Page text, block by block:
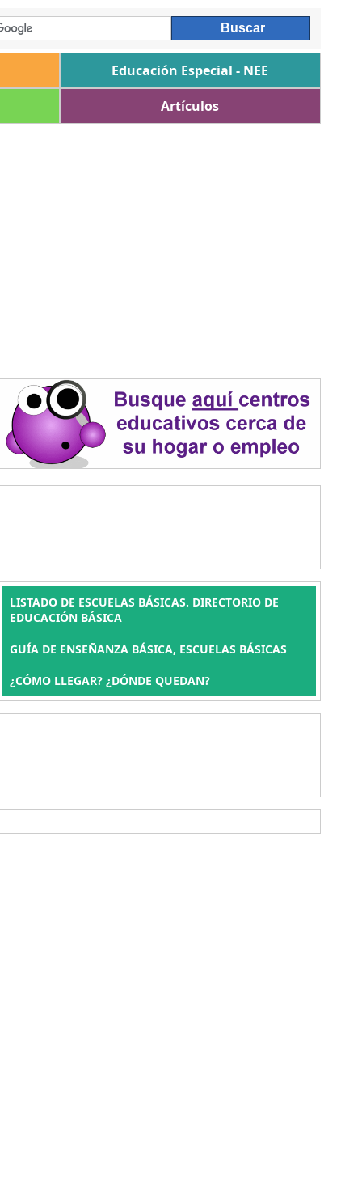
Educación Especial - NEE
Artículos
LISTADO DE ESCUELAS BÁSICAS. DIRECTORIO DE
EDUCACIÓN BÁSICA
GUÍA DE ENSEÑANZA BÁSICA, ESCUELAS BÁSICAS
¿CÓMO LLEGAR? ¿DÓNDE QUEDAN?